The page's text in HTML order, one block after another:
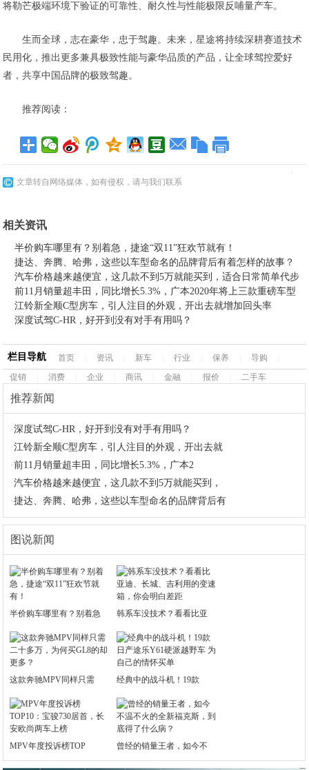
将勒芒极端环境下验证的可靠性、耐久性与性能极限反哺量产车。
生而全球，志在豪华，忠于驾趣。未来，星途将持续深耕赛道技术
民用化，推出更多兼具极致性能与豪华品质的产品，让全球驾控爱好
者，共享中国品牌的极致驾趣。
推荐阅读：
文章转自网络媒体，如有侵权，请与我们联系
相关资讯
半价购车哪里有？别着急，捷途“双11”狂欢节就有！
捷达、奔腾、哈弗，这些以车型命名的品牌背后有着怎样的故事？
汽车价格越来越便宜，这几款不到5万就能买到，适合日常简单代步
前11月销量超丰田，同比增长5.3%，广本2020年将上三款重磅车型
江铃新全顺C型房车，引人注目的外观，开出去就增加回头率
深度试驾C-HR，好开到没有对手有用吗？
栏目导航 首页 资讯 新车 行业 保养 导购
促销
消费 企业 商讯 金融 报价 二手车
推荐新闻
·深度试驾C-HR，好开到没有对手有用吗？
·江铃新全顺C型房车，引人注目的外观，开出去就
·前11月销量超丰田，同比增长5.3%，广本2
·汽车价格越来越便宜，这几款不到5万就能买到，
·捷达、奔腾、哈弗，这些以车型命名的品牌背后有
图说新闻
半价购车哪里有？别着急 韩系车没技术？看看比亚
这款奔驰MPV同样只需 经典中的战斗机！19款
MPV年度投诉榜TOP 曾经的销量王者，如今不